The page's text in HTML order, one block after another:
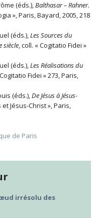
(éds.),Balthasar – Rahner.
», Paris, Bayard, 2005, 218
(éds.),Les Sources du
siècle, coll. « Cogitatio Fidei »
(éds.),Les Réalisations du
Fidei » 273, Paris,
(éds.),De Jésus à Jésus-
et Jésus-Christ », Paris,
de Paris
irrésolu des